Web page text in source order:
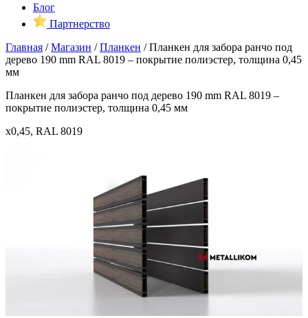
Блог
Партнерство
Главная /Магазин /Планкен /Планкен для забора ранчо под
дерево 190 mm RAL 8019 – покрытие полиэстер, толщина 0,45
мм
Планкен для забора ранчо под дерево 190 mm RAL 8019 –
покрытие полиэстер, толщина 0,45 мм
x0,45, RAL 8019